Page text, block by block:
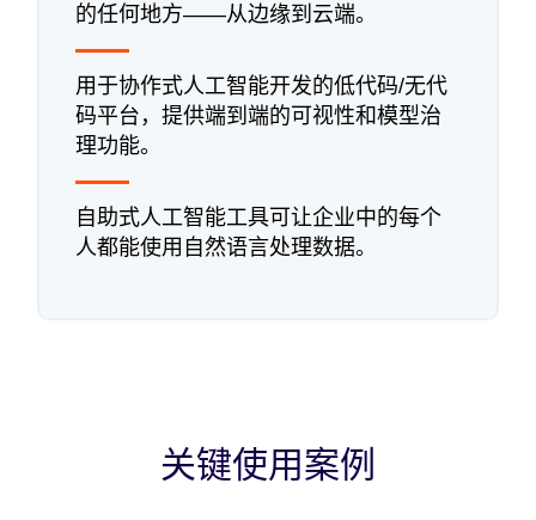
的任何地方——从边缘到云端。
用于协作式人工智能开发的低代码/无代
码平台，提供端到端的可视性和模型治
理功能。
自助式人工智能工具可让企业中的每个
人都能使用自然语言处理数据。
关键使用案例